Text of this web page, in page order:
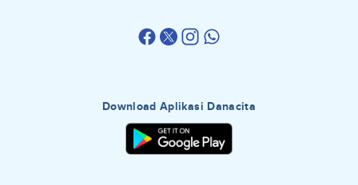
Download Aplikasi Danacita